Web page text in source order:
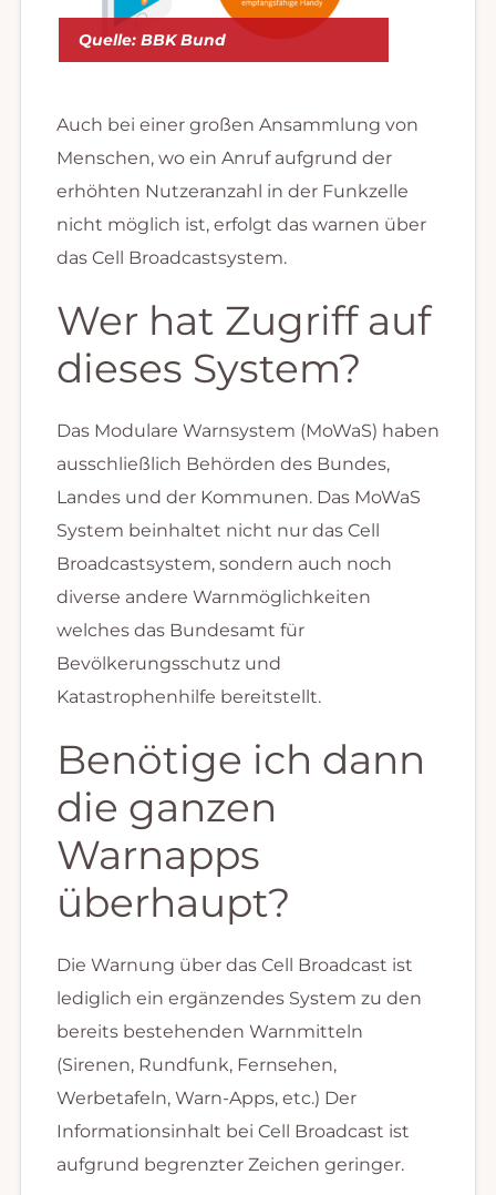
Quelle: BBK Bund
Auch bei einer großen Ansammlung von
Menschen, wo ein Anruf aufgrund der
erhöhten Nutzeranzahl in der Funkzelle
nicht möglich ist, erfolgt das warnen über
das Cell Broadcastsystem.
Wer hat Zugriff auf
dieses System?
Das Modulare Warnsystem (MoWaS) haben
ausschließlich Behörden des Bundes,
Landes und der Kommunen. Das MoWaS
System beinhaltet nicht nur das Cell
Broadcastsystem, sondern auch noch
diverse andere Warnmöglichkeiten
welches das Bundesamt für
Bevölkerungsschutz und
Katastrophenhilfe bereitstellt.
Benötige ich dann
die ganzen
Warnapps
überhaupt?
Die Warnung über das Cell Broadcast ist
lediglich ein ergänzendes System zu den
bereits bestehenden Warnmitteln
(Sirenen, Rundfunk, Fernsehen,
Werbetafeln, Warn-Apps, etc.) Der
Informationsinhalt bei Cell Broadcast ist
aufgrund begrenzter Zeichen geringer.